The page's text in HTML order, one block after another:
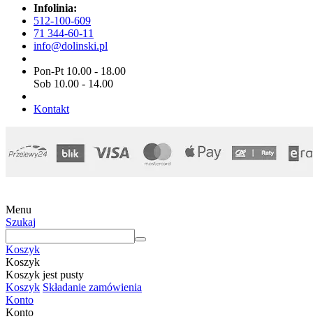
Infolinia:
512-100-609
71 344-60-11
info@dolinski.pl
Pon-Pt 10.00 - 18.00
Sob 10.00 - 14.00
Kontakt
Menu
Szukaj
Koszyk
Koszyk
Koszyk jest pusty
Koszyk Składanie zamówienia
Konto
Konto